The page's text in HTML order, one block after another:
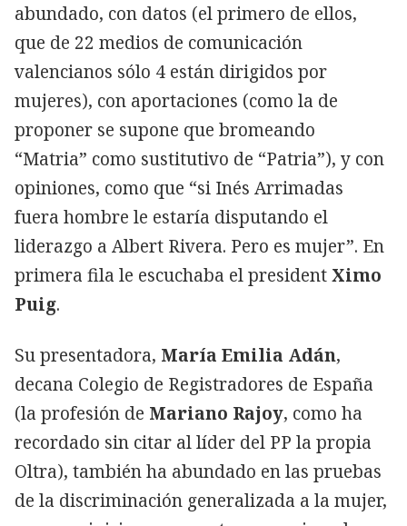
abundado, con datos (el primero de ellos,
que de 22 medios de comunicación
valencianos sólo 4 están dirigidos por
mujeres), con aportaciones (como la de
proponer se supone que bromeando
“Matria” como sustitutivo de “Patria”), y con
opiniones, como que “si Inés Arrimadas
fuera hombre le estaría disputando el
liderazgo a Albert Rivera. Pero es mujer”. En
primera fila le escuchaba el presidentXimo
Puig.
Su presentadora, María Emilia Adán,
decana Colegio de Registradores de España
(la profesión de Mariano Rajoy, como ha
recordado sin citar al líder del PP la propia
Oltra), también ha abundado en las pruebas
de la discriminación generalizada a la mujer,